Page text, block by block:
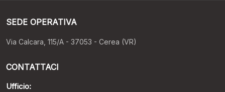
SEDE OPERATIVA
Via Calcara, 115/A - 37053 - Cerea (VR)
CONTATTACI
Ufficio: